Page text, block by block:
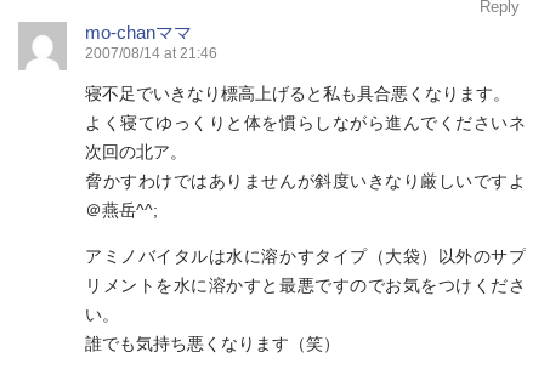
Reply
mo-chanママ
2007/08/14 at 21:46
寝不足でいきなり標高上げると私も具合悪くなります。
よく寝てゆっくりと体を慣らしながら進んでくださいネ
次回の北ア。
脅かすわけではありませんが斜度いきなり厳しいですよ
＠燕岳^^;
アミノバイタルは水に溶かすタイプ（大袋）以外のサプ
リメントを水に溶かすと最悪ですのでお気をつけくださ
い。
誰でも気持ち悪くなります（笑）